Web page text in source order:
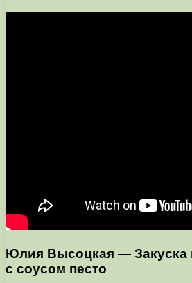
Юлия Высоцкая — Закуска
с соусом песто